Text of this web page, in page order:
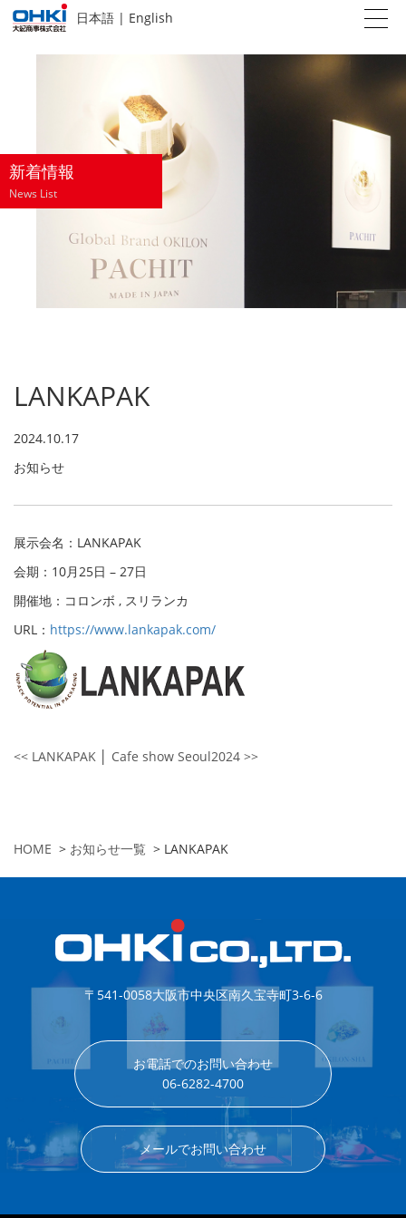
日本語 | English
新着情報
News List
LANKAPAK
2024.10.17
お知らせ
展示会名：LANKAPAK
会期：10月25日 – 27日
開催地：コロンボ , スリランカ
URL： https://www.lankapak.com/
<< LANKAPAK Cafe show Seoul2024 >>
HOME > お知らせ一覧 > LANKAPAK
〒541-0058大阪市中央区南久宝寺町3-6-6
お電話でのお問い合わせ
06-6282-4700
メールでお問い合わせ